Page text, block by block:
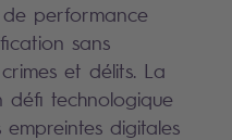
performance
sans
et délits. La
défi technologique
digitales